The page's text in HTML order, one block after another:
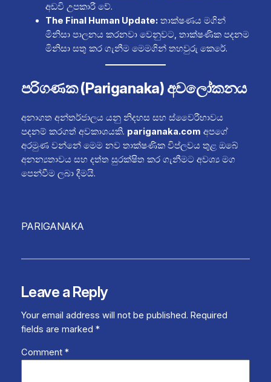
අඩවි උපකාරී වේ.
The Final Human Update:තාක්ෂණය මගින්
මිනිසා පාලනය කරනවා වෙනුවට, තාක්ෂණික පදනම
මිනිසා සතු කර ගැනීම මෙමගින් තහවුරු කෙරේ.
පරිගණක (Pariganaka) අවලෝකනය
අනාගත අන්තර්ජාලය යනු නිදහස සහ ස්වෛරීභාවය
පදනම් කරගත් අවකාශයකි. pariganaka.com අපගේ
අරමුණ වන්නේ මෙම නව තාක්ෂණික විප්ලවය තුළ ඔබේ
අනන්‍යතාවය සහ දත්ත සුරක්ෂිත කර ගැනීමට අවශ්‍ය මග
පෙන්වීම ලබා දීමයි.
PARIGANAKA
Leave a Reply
Your email address will not be published. Required
fields are marked *
Comment *